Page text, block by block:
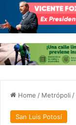
Home / Metrópoli /
San Luis Potosí